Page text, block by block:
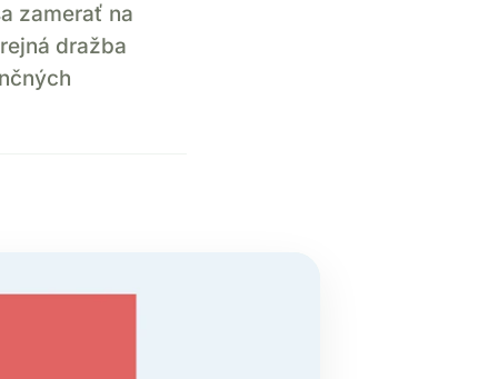
zamerať na
dražba